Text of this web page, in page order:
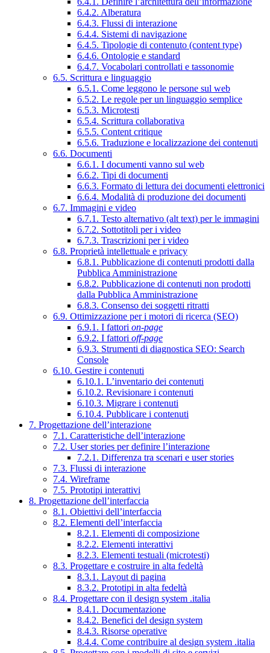
6.4.2. Alberatura
6.4.3. Flussi di interazione
6.4.4. Sistemi di navigazione
6.4.5. Tipologie di contenuto (content type)
6.4.6. Ontologie e standard
6.4.7. Vocabolari controllati e tassonomie
6.5. Scrittura e linguaggio
6.5.1. Come leggono le persone sul web
6.5.2. Le regole per un linguaggio semplice
6.5.3. Microtesti
6.5.4. Scrittura collaborativa
6.5.5. Content critique
6.5.6. Traduzione e localizzazione dei contenuti
6.6. Documenti
6.6.1. I documenti vanno sul web
6.6.2. Tipi di documenti
6.6.3. Formato di lettura dei documenti elettronici
6.6.4. Modalità di produzione dei documenti
6.7. Immagini e video
6.7.1. Testo alternativo (alt text) per le immagini
6.7.2. Sottotitoli per i video
6.7.3. Trascrizioni per i video
6.8. Proprietà intellettuale e privacy
6.8.1. Pubblicazione di contenuti prodotti dalla
Pubblica Amministrazione
6.8.2. Pubblicazione di contenuti non prodotti
dalla Pubblica Amministrazione
6.8.3. Consenso dei soggetti ritratti
6.9. Ottimizzazione per i motori di ricerca (SEO)
6.9.1. I fattori on-page
6.9.2. I fattori off-page
6.9.3. Strumenti di diagnostica SEO: Search
Console
6.10. Gestire i contenuti
6.10.1. L’inventario dei contenuti
6.10.2. Revisionare i contenuti
6.10.3. Migrare i contenuti
6.10.4. Pubblicare i contenuti
7. Progettazione dell’interazione
7.1. Caratteristiche dell’interazione
7.2. User stories per definire l’interazione
7.2.1. Differenza tra scenari e user stories
7.3. Flussi di interazione
7.4. Wireframe
7.5. Prototipi interattivi
8. Progettazione dell’interfaccia
8.1. Obiettivi dell’interfaccia
8.2. Elementi dell’interfaccia
8.2.1. Elementi di composizione
8.2.2. Elementi interattivi
8.2.3. Elementi testuali (microtesti)
8.3. Progettare e costruire in alta fedeltà
8.3.1. Layout di pagina
8.3.2. Prototipi in alta fedeltà
8.4. Progettare con il design system .italia
8.4.1. Documentazione
8.4.2. Benefici del design system
8.4.3. Risorse operative
8.4.4. Come contribuire al design system .italia